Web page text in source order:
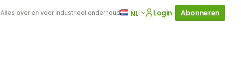
Alles over en voor industrieel onderhoud NL Login Abonneren